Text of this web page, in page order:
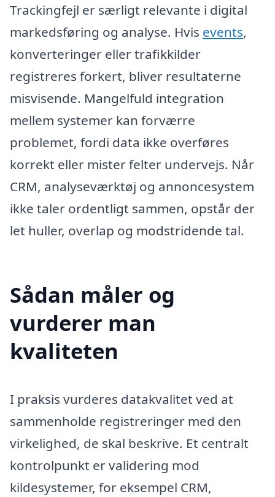
Trackingfejl er særligt relevante i digital
markedsføring og analyse. Hvis events,
konverteringer eller trafikkilder
registreres forkert, bliver resultaterne
misvisende. Mangelfuld integration
mellem systemer kan forværre
problemet, fordi data ikke overføres
korrekt eller mister felter undervejs. Når
CRM, analyseværktøj og annoncesystem
ikke taler ordentligt sammen, opstår der
let huller, overlap og modstridende tal.
Sådan måler og
vurderer man
kvaliteten
I praksis vurderes datakvalitet ved at
sammenholde registreringer med den
virkelighed, de skal beskrive. Et centralt
kontrolpunkt er validering mod
kildesystemer, for eksempel CRM,